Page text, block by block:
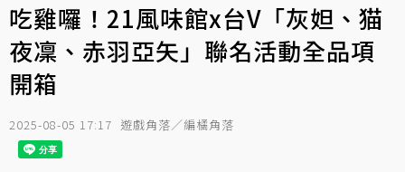
吃雞囉！21風味館x台V「灰妲、猫
夜凜、赤羽亞矢」聯名活動全品項
開箱
2025-08-05 17:17 遊戲角落／編橘角落